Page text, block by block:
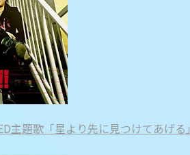
主題歌「星より先に見つけてあげる」